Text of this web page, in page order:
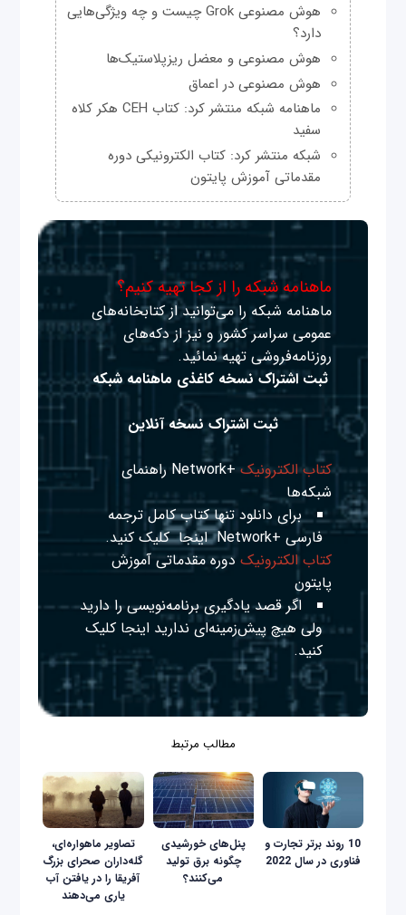
هوش مصنوعی Grok چیست و چه ویژگی‌هایی
دارد؟
هوش مصنوعی و معضل ریزپلاستیک‌ها
هوش مصنوعی در اعماق
ماهنامه شبکه منتشر کرد: کتاب CEH هکر کلاه
سفید
شبکه منتشر کرد: کتاب الکترونیکی دوره
مقدماتی آموزش پایتون
ماهنامه شبکه را از کجا تهیه کنیم؟
ماهنامه شبکه را می‌توانید از کتابخانه‌های
عمومی سراسر کشور و نیز از دکه‌های
روزنامه‌فروشی تهیه نمائید.
ثبت اشتراک نسخه کاغذی ماهنامه شبکه
ثبت اشتراک نسخه آنلاین
کتاب الکترونیک
+Network راهنمای
شبکه‌ها
برای دانلود تنها کتاب کامل ترجمه
فارسی +Network
اینجا کلیک کنید.
کتاب الکترونیک دوره مقدماتی آموزش
پایتون
اگر قصد یادگیری برنامه‌نویسی را دارید
ولی هیچ پیش‌زمینه‌ای نداریداینجا کلیک
کنید.
مطالب مرتبط
10 روند برتر تجارت و
فناوری در سال 2022
پنل‌های خورشیدی
چگونه برق تولید
می‌کنند؟
تصاویر ماهواره‌ای،
گله‌داران صحرای بزرگ
آفریقا را در یافتن آب
یاری می‌دهند